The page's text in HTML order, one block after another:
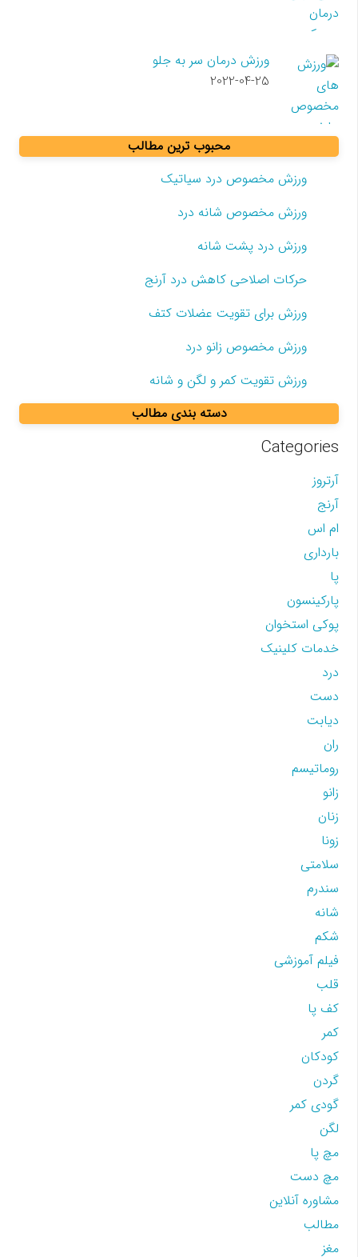
ورزش درمان سر به جلو
2022-04-25
محبوب ترین مطالب
ورزش مخصوص درد سیاتیک
ورزش مخصوص شانه درد
ورزش درد پشت شانه
حرکات اصلاحی کاهش درد آرنج
ورزش برای تقویت عضلات کتف
ورزش مخصوص زانو درد
ورزش تقویت کمر و لگن و شانه
دسته بندی مطالب
Categories
آرتروز
آرنج
ام اس
بارداری
پا
پارکینسون
پوکی استخوان
خدمات کلینیک
درد
دست
دیابت
ران
روماتیسم
زانو
زنان
زونا
سلامتی
سندرم
شانه
شکم
فیلم آموزشی
قلب
کف پا
کمر
کودکان
گردن
گودی کمر
لگن
مچ پا
مچ دست
مشاوره آنلاین
مطالب
مغز